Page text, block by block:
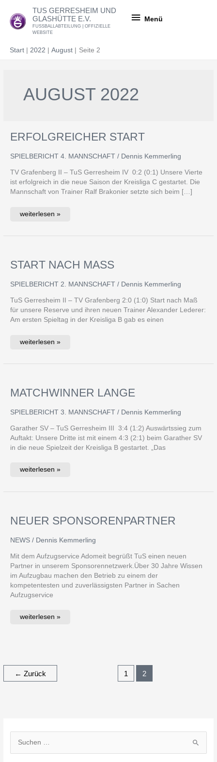
Inhalt
springen
TUS GERRESHEIM UND
GLASHÜTTE E.V.
FUSSBALLABTEILUNG | OFFIZIELLE
WEBSITE
Menü
Start 2022 August Seite 2
AUGUST 2022
ERFOLGREICHER START
SPIELBERICHT 4. MANNSCHAFT / Dennis Kemmerling
TV Grafenberg II – TuS Gerresheim IV 0:2 (0:1) Unsere Vierte
ist erfolgreich in die neue Saison der Kreisliga C gestartet. Die
Mannschaft von Trainer Ralf Brakonier setzte sich beim […]
Erfolgreicher
weiterlesen »
START NACH MASS
SPIELBERICHT 2. MANNSCHAFT / Dennis Kemmerling
TuS Gerresheim II – TV Grafenberg 2:0 (1:0) Start nach Maß
für unsere Reserve und ihren neuen Trainer Alexander Lederer:
Am ersten Spieltag in der Kreisliga B gab es einen
Start
Maß
weiterlesen »
MATCHWINNER LANGE
SPIELBERICHT 3. MANNSCHAFT / Dennis Kemmerling
Garather SV – TuS Gerresheim III 3:4 (1:2) Auswärtssieg zum
Auftakt: Unsere Dritte ist mit einem 4:3 (2:1) beim Garather SV
in die neue Spielzeit der Kreisliga B gestartet. „Das
Matchwinner
weiterlesen »
NEUER SPONSORENPARTNER
NEWS / Dennis Kemmerling
Mit dem Aufzugservice Adomeit begrüßt TuS einen neuen
Partner in unserem Sponsorennetzwerk.Über 30 Jahre Wissen
im Aufzugbau machen den Betrieb zu einem der
kompetentesten und zuverlässigsten Partner in Sachen
Aufzugservice
Neuer
weiterlesen »
← Zurück 1 2